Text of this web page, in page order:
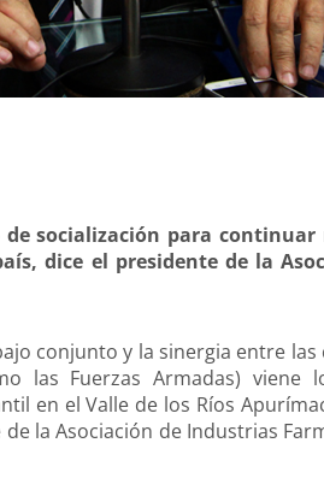
socialización para
dice el presidente de la
conjunto y la sinergia entre
las Fuerzas Armadas) viene
en el Valle de los Ríos
la Asociación de Industrias